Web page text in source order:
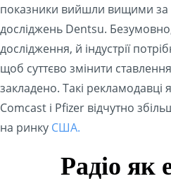
показники вийшли вищими за
досліджень Dentsu.
дослідження, й індустрії
щоб суттєво змінити
закладено. Такі
Comcast і Pfizer відчутно
на ринку США.
Радіо як